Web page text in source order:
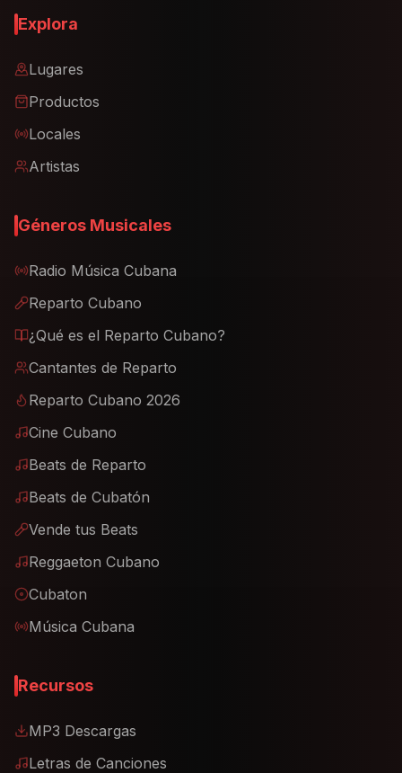
Explora
Lugares
Productos
Locales
Artistas
Géneros Musicales
Radio Música Cubana
Reparto Cubano
¿Qué es el Reparto Cubano?
Cantantes de Reparto
Reparto Cubano 2026
Cine Cubano
Beats de Reparto
Beats de Cubatón
Vende tus Beats
Reggaeton Cubano
Cubaton
Música Cubana
Recursos
MP3 Descargas
Letras de Canciones